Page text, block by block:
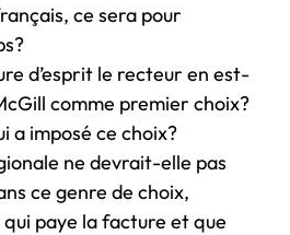
ce sera pour
d’esprit le recteur en est-
comme premier choix?
a imposé ce choix?
ne devrait-elle pas
ce genre de choix,
qui paye la facture et que